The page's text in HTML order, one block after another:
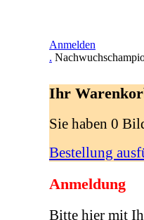
Anmelden
.
Ihr
Sie haben 0
Bestellung
Anmeldung
Bitte hier mit